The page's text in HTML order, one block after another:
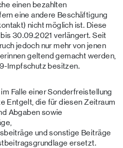
einen bezahlten
eine andere Beschäftigung
nicht möglich ist. Diese
30.09.2021 verlängert. Seit
jedoch nur mehr von jenen
geltend gemacht werden,
Impfschutz besitzen.
Falle einer Sonderfreistellung
Entgelt, die für diesen Zeitraum
Abgaben sowie
und sonstige Beiträge
ersetzt.